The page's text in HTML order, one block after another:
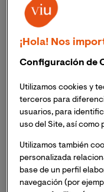
¡Hola! Nos
Configuración de
Utilizamos cookies y
terceros para
usuarios, para
uso del Site, así como
Utilizamos también
personalizada
base de un perfil
navegación (por